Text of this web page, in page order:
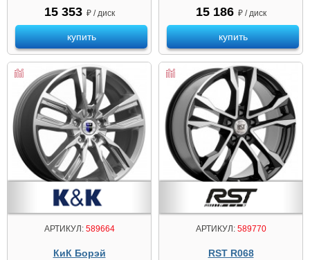
15 353 ₽ / диск
купить
15 186 ₽ / диск
купить
АРТИКУЛ:589664
КиК Борэй
АРТИКУЛ:589770
RST R068